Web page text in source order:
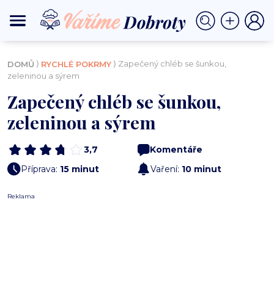
DOMŮ ⟩ RYCHLÉ POKRMY ⟩ Zapečený chléb se šunkou,
zeleninou a sýrem
Zapečený chléb se šunkou,
zeleninou a sýrem
3,7
Komentáře
Příprava: 15 minut Vaření: 10 minut
Reklama